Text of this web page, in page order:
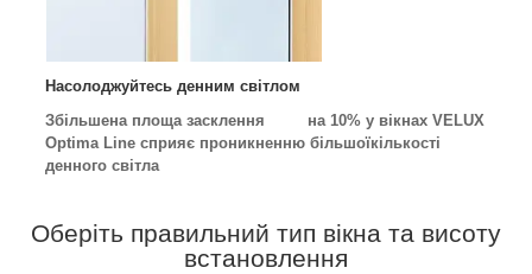
Насолоджуйтесь денним світлом
Збільшена площа засклення на 10% у вікнах VELUX
Optima Line сприяє проникненню більшоїкількості
денного світла
Оберіть правильний тип вікна та висоту
встановлення